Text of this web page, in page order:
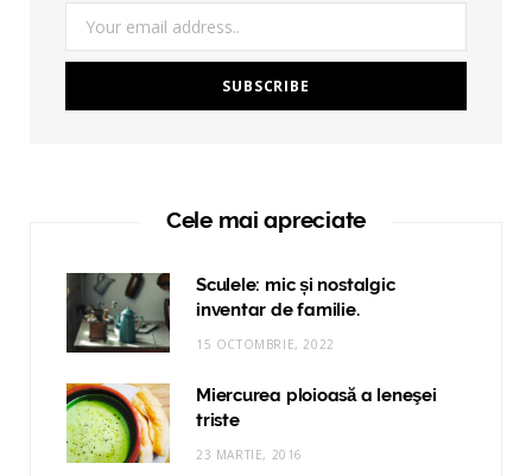
Cele mai apreciate
Sculele: mic și nostalgic
inventar de familie.
15 OCTOMBRIE, 2022
Miercurea ploioasă a leneşei
triste
23 MARTIE, 2016